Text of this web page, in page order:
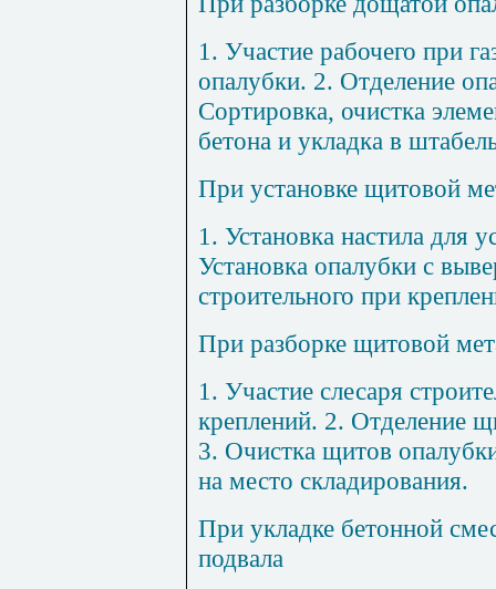
1 . Участие рабочего при
опалубки. 2. Отделение
Сортировка, очистка
бетона и укладка в
При установке щитовой
1 . Установка настила для
Установка опалубки с
строительного при
При разборке щитовой
1 . Участие слесаря
креплений. 2. Отделение
3. Очистка щитов
на место складирования.
При укладке бетонной
подвала